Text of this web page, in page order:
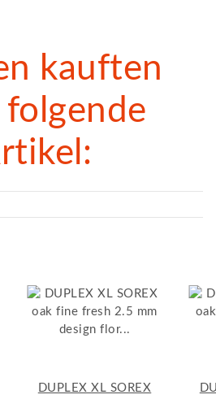
kauften
folgende
DUPLEX XL SOREX